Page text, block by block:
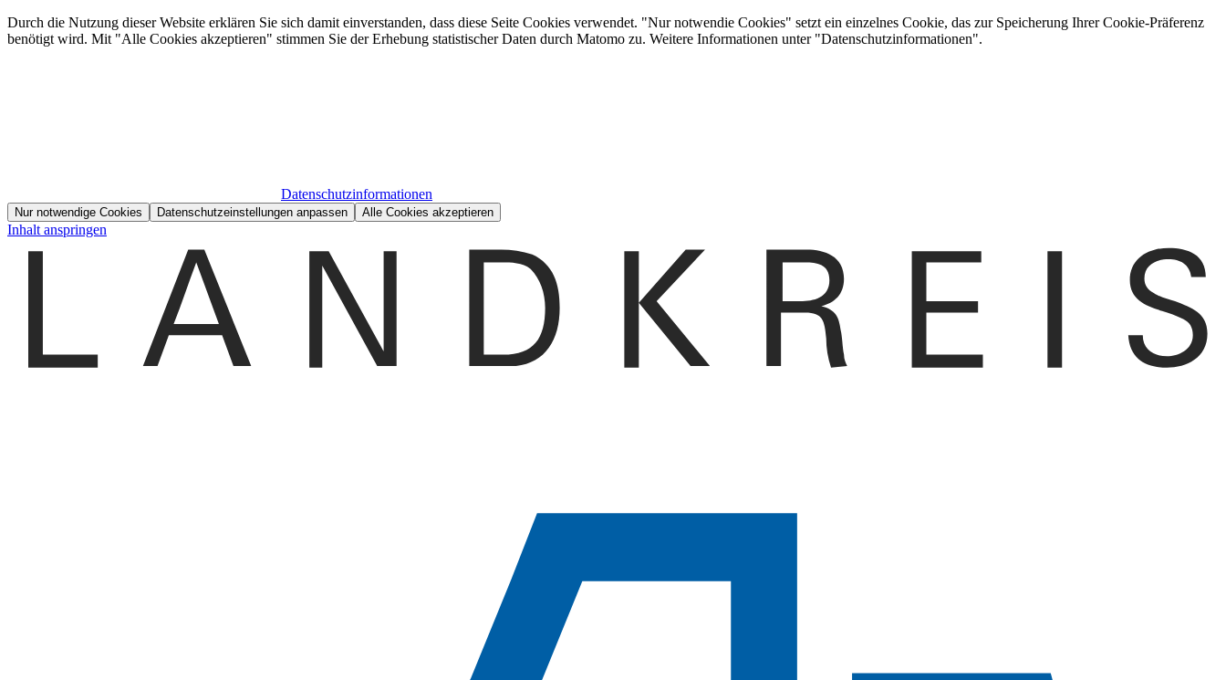
Durch die Nutzung dieser Website erklären Sie sich damit einverstanden, dass diese Seite Cookies verwendet. "Nur notwendie Cookies" setzt ein einzelnes Cookie, das zur Speicherung Ihrer Cookie-Präferenz
benötigt wird. Mit "Alle Cookies akzeptieren" stimmen Sie der Erhebung statistischer Daten durch Matomo zu. Weitere Informationen unter "Datenschutzinformationen".
Datenschutzinformationen
Nur notwendige Cookies Datenschutzeinstellungen anpassen Alle Cookies akzeptieren
Inhalt anspringen